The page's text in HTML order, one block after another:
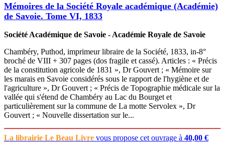
Mémoires de la Société Royale académique (Académie)
de Savoie. Tome VI, 1833
Société Académique de Savoie - Académie Royale de Savoie
Chambéry, Puthod, imprimeur libraire de la Société, 1833, in-8°
broché de VIII + 307 pages (dos fragile et cassé). Articles : « Précis
de la constitution agricole de 1831 », Dr Gouvert ; « Mémoire sur
les marais en Savoie considérés sous le rapport de l'hygiène et de
l'agriculture », Dr Gouvert ; « Précis de Topographie médicale sur la
vallée qui s'étend de Chambéry au Lac du Bourget et
particulièrement sur la commune de La motte Servolex », Dr
Gouvert ; « Nouvelle dissertation sur le...
La librairie Le Beau Livre vous propose cet ouvrage à 40,00 €